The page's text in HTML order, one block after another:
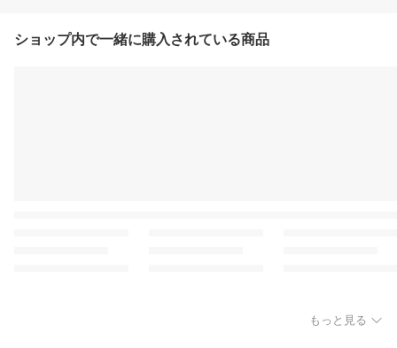
ショップ内で一緒に購入されている商品
もっと見る